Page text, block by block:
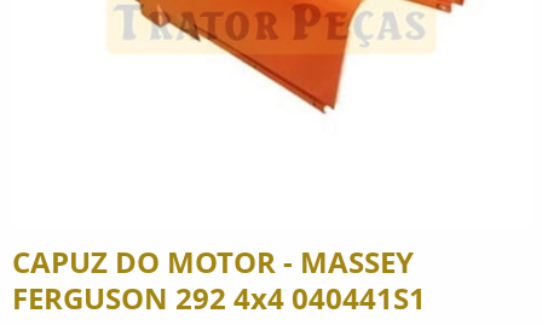
CAPUZ DO MOTOR - MASSEY
FERGUSON 292 4x4 040441S1